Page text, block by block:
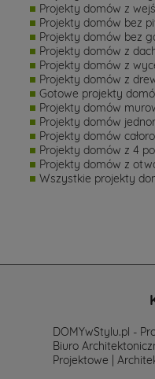
Projekty domów z
Projekty domów bez
Projekty domów bez
Projekty domów z
Projekty domów z
Projekty domów z
Gotowe projekty
Projekty domów
Projekty domów
Projekty domów
Projekty domów z 4
Projekty domów z
Wszystkie projekty
DOMYwStylu.pl -
Biuro
Projektowe |